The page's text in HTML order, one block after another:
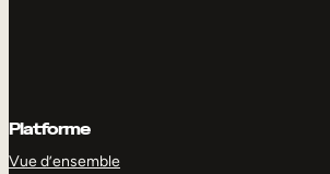
Platforme
Vue d’ensemble